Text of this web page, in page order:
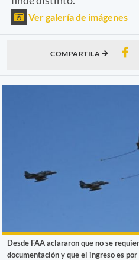
Ver galería de imágenes
COMPARTILA
Desde FAA aclararon que no se
documentación y que el ingreso es